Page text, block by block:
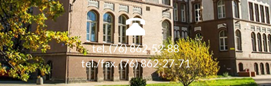
tel. (76) 862-52-88
tel./fax. (76) 862-27-71